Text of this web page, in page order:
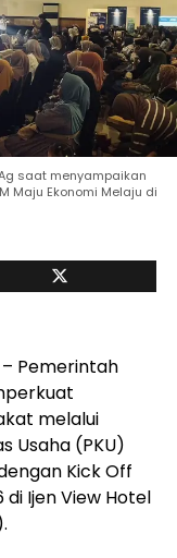
saat menyampaikan
Maju Ekonomi Melaju di
– Pemerintah
melalui
Usaha (PKU)
Kick Off
di Ijen View Hotel